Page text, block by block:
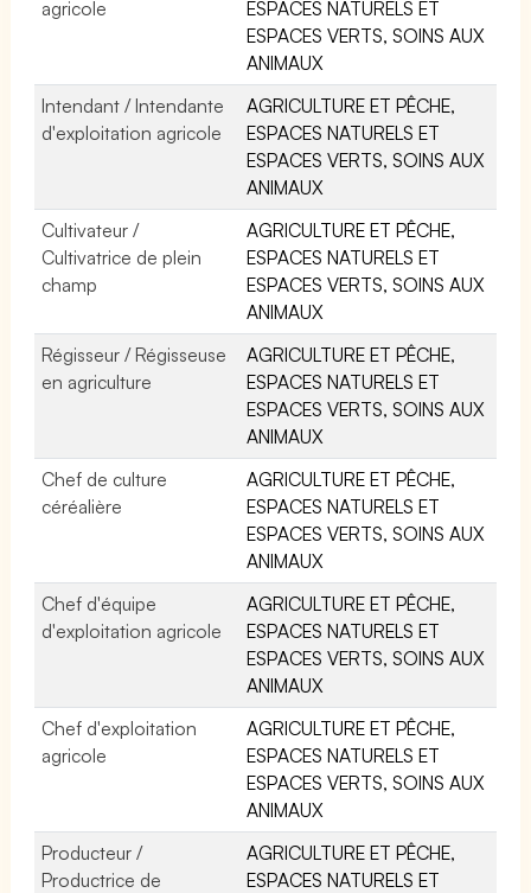
agricole
ESPACES NATURELS ET
ESPACES VERTS, SOINS AUX
ANIMAUX
Intendant / Intendante
d'exploitation agricole
AGRICULTURE ET PÊCHE,
ESPACES NATURELS ET
ESPACES VERTS, SOINS AUX
ANIMAUX
Cultivateur /
Cultivatrice de plein
champ
AGRICULTURE ET PÊCHE,
ESPACES NATURELS ET
ESPACES VERTS, SOINS AUX
ANIMAUX
Régisseur / Régisseuse
en agriculture
AGRICULTURE ET PÊCHE,
ESPACES NATURELS ET
ESPACES VERTS, SOINS AUX
ANIMAUX
Chef de culture
céréalière
AGRICULTURE ET PÊCHE,
ESPACES NATURELS ET
ESPACES VERTS, SOINS AUX
ANIMAUX
Chef d'équipe
d'exploitation agricole
AGRICULTURE ET PÊCHE,
ESPACES NATURELS ET
ESPACES VERTS, SOINS AUX
ANIMAUX
Chef d'exploitation
agricole
AGRICULTURE ET PÊCHE,
ESPACES NATURELS ET
ESPACES VERTS, SOINS AUX
ANIMAUX
Producteur /
Productrice de
AGRICULTURE ET PÊCHE,
ESPACES NATURELS ET